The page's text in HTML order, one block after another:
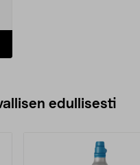
edullisesti